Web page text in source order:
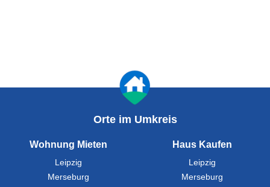
Orte im Umkreis
Wohnung Mieten
Leipzig
Merseburg
Haus Kaufen
Leipzig
Merseburg